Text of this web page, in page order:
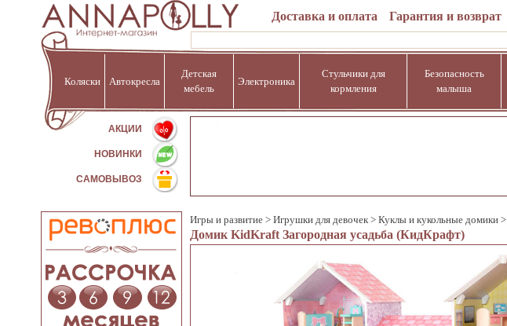
Доставка и оплата Гарантия и возврат
Коляски Автокресла
Детская
мебель
Электроника
Стульчики для
кормления
Безопасность
малыша
АКЦИИ %
НОВИНКИ
САМОВЫВОЗ
Игры и развитие > Игрушки для девочек > Куклы и кукольные домики >
Домик KidKraft Загородная усадьба (КидКрафт)